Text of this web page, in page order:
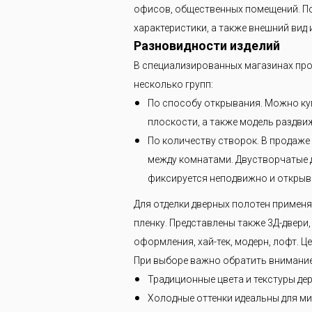
офисов, общественных помещений.
характеристики, а также внешний вид
Разновидности изделий
В специализированных магазинах
несколько групп:
По способу открывания. Можно
плоскости, а также модель
По количеству створок. В
между комнатами. Двустворчатые
фиксируется неподвижно и
Для отделки дверных полотен
пленку. Представлены также 3Д-
оформления, хай-тек, модерн, лофт.
При выборе важно обратить
Традиционные цвета и текстуры
Холодные оттенки идеальны для